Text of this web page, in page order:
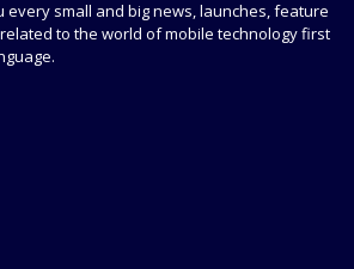
every small and big news, launches, feature
to the world of mobile technology first